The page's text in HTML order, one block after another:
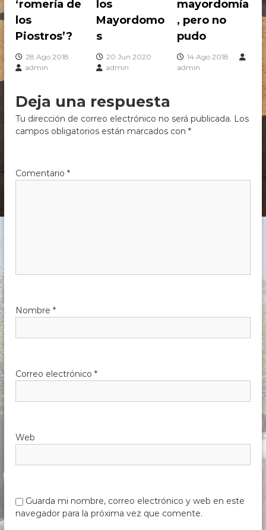
c
e
,
ó
r
b
‘romería de
los
Piostros’?
28 Ago 2018
admin
los
Mayordomo
s
20 Jun 2020
admin
mayordomía
, pero no
pudo
14 Ago 2018
admin
Deja una respuesta
Tu dirección de correo electrónico no será publicada. Los
campos obligatorios están marcados con*
Comentario*
Nombre*
Correo electrónico*
Web
Guarda mi nombre, correo electrónico y web en este
navegador para la próxima vez que comente.